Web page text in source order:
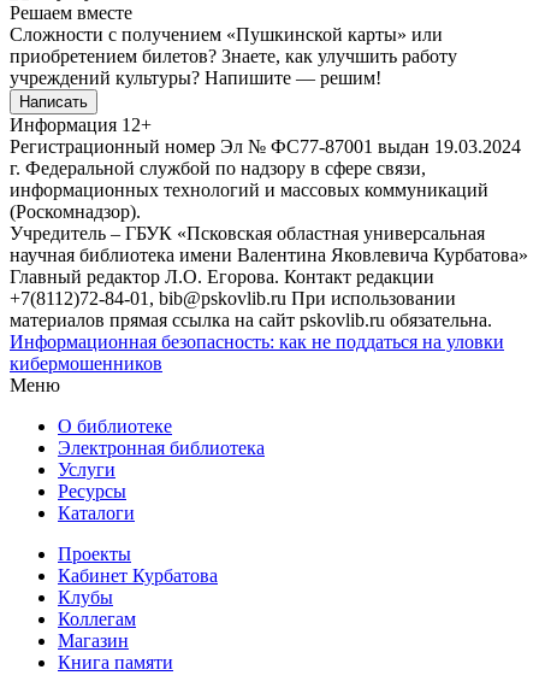
Решаем вместе
Сложности с получением «Пушкинской карты» или
приобретением билетов? Знаете, как улучшить работу
учреждений культуры? Напишите — решим!
Написать
Информация 12+
Регистрационный номер Эл № ФС77-87001 выдан 19.03.2024
г. Федеральной службой по надзору в сфере связи,
информационных технологий и массовых коммуникаций
(Роскомнадзор).
Учредитель – ГБУК «Псковская областная универсальная
научная библиотека имени Валентина Яковлевича Курбатова»
Главный редактор Л.О. Егорова. Контакт редакции
+7(8112)72-84-01, bib@pskovlib.ru При использовании
материалов прямая ссылка на сайт pskovlib.ru обязательна.
Информационная безопасность: как не поддаться на уловки
кибермошенников
Меню
О библиотеке
Электронная библиотека
Услуги
Ресурсы
Каталоги
Проекты
Кабинет Курбатова
Клубы
Коллегам
Магазин
Книга памяти